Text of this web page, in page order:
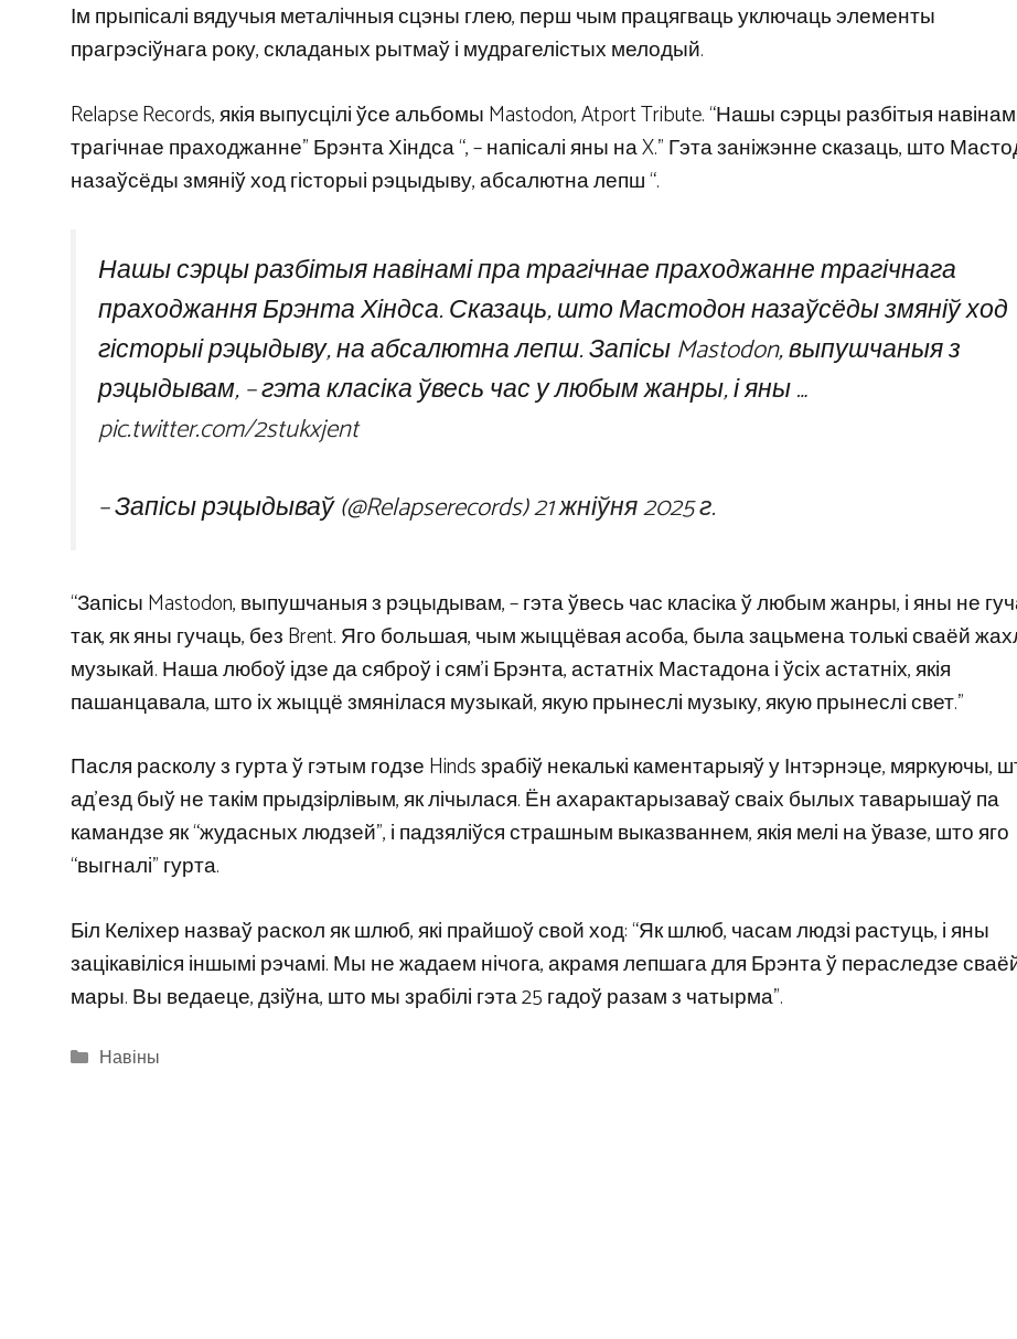
Ім прыпісалі вядучыя металічныя сцэны глею, перш чым працягваць уключаць элементы
прагрэсіўнага року, складаных рытмаў і мудрагелістых мелодый.
Relapse Records, якія выпусцілі ўсе альбомы Mastodon, Atport Tribute. “Нашы сэрцы разбітыя
трагічнае праходжанне” Брэнта Хіндса “, – напісалі яны на X.” Гэта заніжэнне сказаць, што
назаўсёды змяніў ход гісторыі рэцыдыву, абсалютна лепш “.
Нашы сэрцы разбітыя навінамі пра трагічнае праходжанне трагічнага
праходжання Брэнта Хіндса. Сказаць, што Мастодон назаўсёды змяніў ход
гісторыі рэцыдыву, на абсалютна лепш. Запісы Mastodon, выпушчаныя з
рэцыдывам, – гэта класіка ўвесь час у любым жанры, і яны …
pic.twitter.com/2stukxjent
– Запісы рэцыдываў (@Relapserecords)21 жніўня 2025 г.
“Запісы Mastodon, выпушчаныя з рэцыдывам, – гэта ўвесь час класіка ў любым жанры, і яны не
так, як яны гучаць, без Brent. Яго большая, чым жыццёвая асоба, была зацьмена толькі сваёй
музыкай. Наша любоў ідзе да сяброў і сям’і Брэнта, астатніх Мастадона і ўсіх астатніх, якія
пашанцавала, што іх жыццё змянілася музыкай, якую прынеслі музыку, якую прынеслі свет.”
Пасля расколу з гурта ў гэтым годзе Hinds зрабіў некалькі каментарыяў у Інтэрнэце, мяркуючы,
ад’езд быў не такім прыдзірлівым, як лічылася. Ён ахарактарызаваў сваіх былых таварышаў па
камандзе як “жудасных людзей”, і падзяліўся страшным выказваннем, якія мелі на ўвазе, што яго
“выгналі” гурта.
Біл Келіхер назваў раскол як шлюб, які прайшоў свой ход: “Як шлюб, часам людзі растуць, і яны
зацікавіліся іншымі рэчамі. Мы не жадаем нічога, акрамя лепшага для Брэнта ў пераследзе
мары. Вы ведаеце, дзіўна, што мы зрабілі гэта 25 гадоў разам з чатырма”.
Categories
Навіны